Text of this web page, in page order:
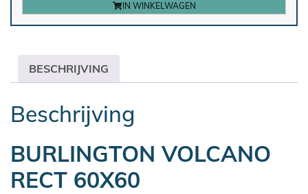
IN WINKELWAGEN
BESCHRIJVING
Beschrijving
BURLINGTON VOLCANO
RECT 60X60